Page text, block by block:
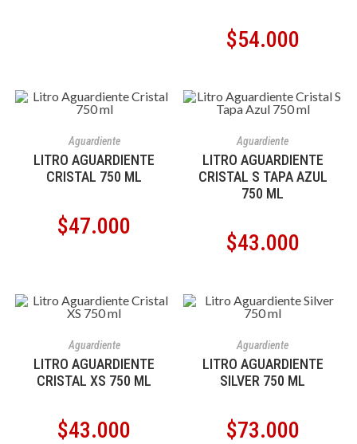
$54.000
Aguardiente
LITRO AGUARDIENTE
CRISTAL 750 ML
$47.000
Aguardiente
LITRO AGUARDIENTE
CRISTAL S TAPA AZUL
750 ML
$43.000
Aguardiente
LITRO AGUARDIENTE
CRISTAL XS 750 ML
$43.000
Aguardiente
LITRO AGUARDIENTE
SILVER 750 ML
$73.000